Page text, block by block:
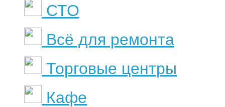
СТО
Всё для ремонта
Торговые центры
Кафе